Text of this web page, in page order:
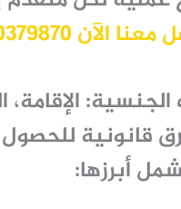
الآن 966530379870+
الإقامة،
قانونية
أبرزها: